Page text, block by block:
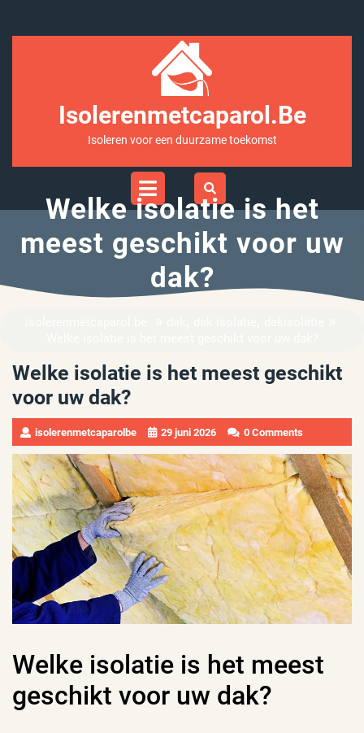
Isolerenmetcaparol.be
Isoleren voor een duurzame toekomst
Open
Welke isolatie is het
meest geschikt voor uw
dak?
Welke isolatie is het meest geschikt
voor uw dak?
isolerenmetcaparolbe 29 juni 2026 0 Comments
Welke isolatie is het meest
geschikt voor uw dak?